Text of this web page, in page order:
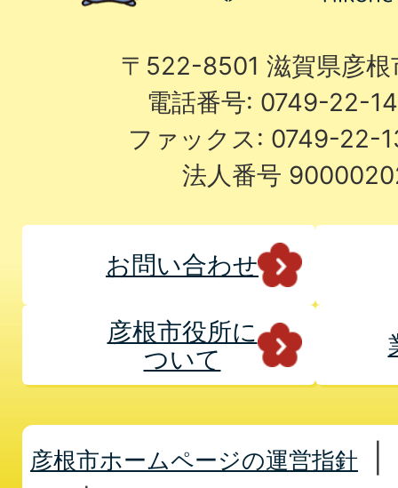
〒522-8501 滋賀県彦
電話番号: 0749-22-
ファックス: 0749-22-
法人番号
お問い合わせ
彦根市役所に
ついて
彦根市ホームページの運営指針